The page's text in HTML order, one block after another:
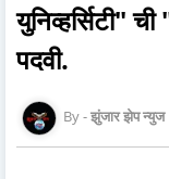
युनिव्हर्सिटी"
पदवी.
झुंजार झेप न्युज